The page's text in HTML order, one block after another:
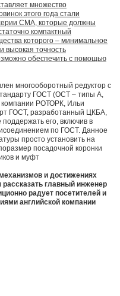
множество
этого года стали
CMA, которые должны
компактный
которого – минимальное
высокая точность
обеспечить с помощью
многооборотный редуктор с
ГОСТ (ОСТ – типы А,
компании РОТОРК, Ильи
ГОСТ, разработанный ЦКБА,
его, включив в
по ГОСТ. Данное
просто установить на
посадочной коронки
и муфт
и достижениях
главный инженер
радует посетителей и
английской компании